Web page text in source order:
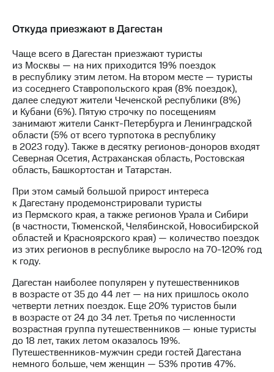
Откуда приезжают в Дагестан
Чаще всего в Дагестан приезжают туристы
из Москвы — на них приходится 19% поездок
в республику этим летом. На втором месте — туристы
из соседнего Ставропольского края (8% поездок),
далее следуют жители Чеченской республики (8%)
и Кубани (6%). Пятую строчку по посещениям
занимают жители Санкт-Петербурга и Ленинградской
области (5% от всего турпотока в республику
в 2023 году). Также в десятку регионов-доноров входят
Северная Осетия, Астраханская область, Ростовская
область, Башкортостан и Татарстан.
При этом самый большой прирост интереса
к Дагестану продемонстрировали туристы
из Пермского края, а также регионов Урала и Сибири
(в частности, Тюменской, Челябинской, Новосибирской
областей и Красноярского края) — количество поездок
из этих регионов в республике выросло на 70-120% год
к году.
Дагестан наиболее популярен у путешественников
в возрасте от 35 до 44 лет — на них пришлось около
четверти летних поездок. Еще 20% туристов были
в возрасте от 24 до 34 лет. Третья по численности
возрастная группа путешественников — юные туристы
до 18 лет, таких летом оказалось 19%.
Путешественников-мужчин среди гостей Дагестана
немного больше, чем женщин — 53% против 47%.